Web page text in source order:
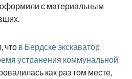
с материальным
что в Бердске экскаватор
устранения коммунальной
как раз том месте,